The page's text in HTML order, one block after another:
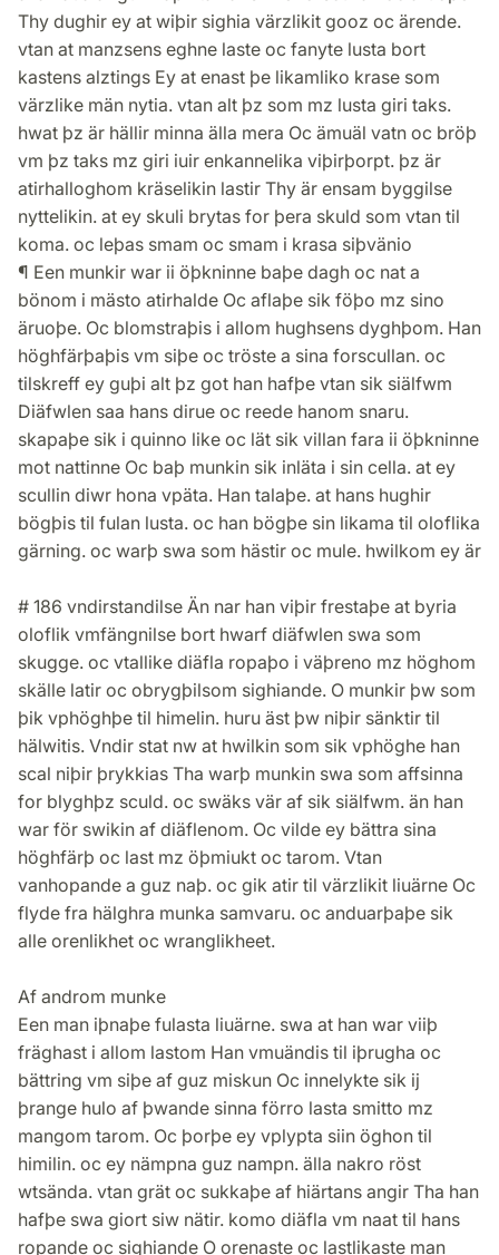
Thy dughir ey at wiþir sighia värzlikit gooz oc ärende.
vtan at manzsens eghne laste oc fanyte lusta bort
kastens alztings Ey at enast þe likamliko krase som
värzlike män nytia. vtan alt þz som mz lusta giri taks.
hwat þz är hällir minna älla mera Oc ämuäl vatn oc bröþ
vm þz taks mz giri iuir enkannelika viþirþorpt. þz är
atirhalloghom kräselikin lastir Thy är ensam byggilse
nyttelikin. at ey skuli brytas for þera skuld som vtan til
koma. oc leþas smam oc smam i krasa siþvänio
¶ Een munkir war ii öþkninne baþe dagh oc nat a
bönom i mästo atirhalde Oc aflaþe sik föþo mz sino
äruoþe. Oc blomstraþis i allom hughsens dyghþom. Han
höghfärþaþis vm siþe oc tröste a sina forscullan. oc
tilskreff ey guþi alt þz got han hafþe vtan sik siälfwm
Diäfwlen saa hans dirue oc reede hanom snaru.
skapaþe sik i quinno like oc lät sik villan fara ii öþkninne
mot nattinne Oc baþ munkin sik inläta i sin cella. at ey
scullin diwr hona vpäta. Han talaþe. at hans hughir
bögþis til fulan lusta. oc han bögþe sin likama til oloflika
gärning. oc warþ swa som hästir oc mule. hwilkom ey är
# 186 vndirstandilse Än nar han viþir frestaþe at byria
oloflik vmfängnilse bort hwarf diäfwlen swa som
skugge. oc vtallike diäfla ropaþo i väþreno mz höghom
skälle latir oc obrygþilsom sighiande. O munkir þw som
þik vphöghþe til himelin. huru äst þw niþir sänktir til
hälwitis. Vndir stat nw at hwilkin som sik vphöghe han
scal niþir þrykkias Tha warþ munkin swa som affsinna
for blyghþz sculd. oc swäks vär af sik siälfwm. än han
war för swikin af diäflenom. Oc vilde ey bättra sina
höghfärþ oc last mz öþmiukt oc tarom. Vtan
vanhopande a guz naþ. oc gik atir til värzlikit liuärne Oc
flyde fra hälghra munka samvaru. oc anduarþaþe sik
alle orenlikhet oc wranglikheet.
Af androm munke
Een man iþnaþe fulasta liuärne. swa at han war viiþ
fräghast i allom lastom Han vmuändis til iþrugha oc
bättring vm siþe af guz miskun Oc innelykte sik ij
þrange hulo af þwande sinna förro lasta smitto mz
mangom tarom. Oc þorþe ey vplypta siin öghon til
himilin. oc ey nämpna guz nampn. älla nakro röst
wtsända. vtan grät oc sukkaþe af hiärtans angir Tha han
hafþe swa giort siw nätir. komo diäfla vm naat til hans
ropande oc sighiande O orenaste oc lastlikaste man